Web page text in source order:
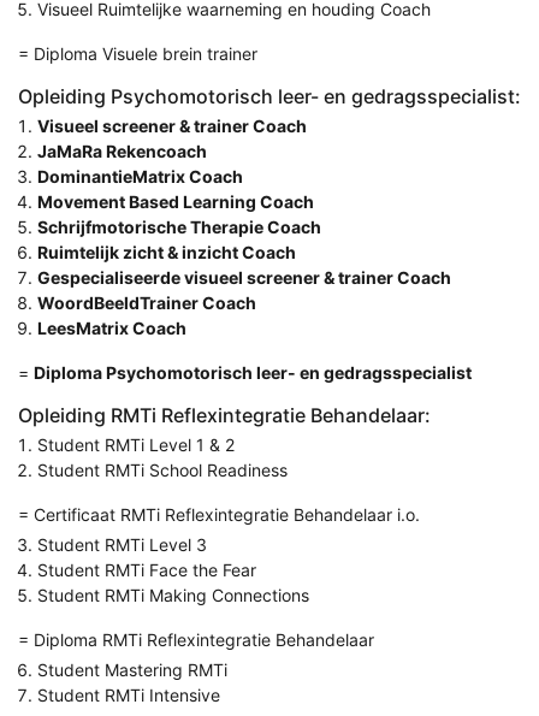
Visueel Ruimtelijke waarneming en houding Coach
= Diploma Visuele brein trainer
Opleiding Psychomotorisch leer- en gedragsspecialist:
Visueel screener & trainer Coach
JaMaRa Rekencoach
DominantieMatrix Coach
Movement Based Learning Coach
Schrijfmotorische Therapie Coach
Ruimtelijk zicht & inzicht Coach
Gespecialiseerde visueel screener & trainer Coach
WoordBeeldTrainer Coach
LeesMatrix Coach
= Diploma Psychomotorisch leer- en gedragsspecialist
Opleiding RMTi Reflexintegratie Behandelaar:
Student RMTi Level 1 & 2
Student RMTi School Readiness
= Certificaat RMTi Reflexintegratie Behandelaar i.o.
Student RMTi Level 3
Student RMTi Face the Fear
Student RMTi Making Connections
= Diploma RMTi Reflexintegratie Behandelaar
Student Mastering RMTi
Student RMTi Intensive